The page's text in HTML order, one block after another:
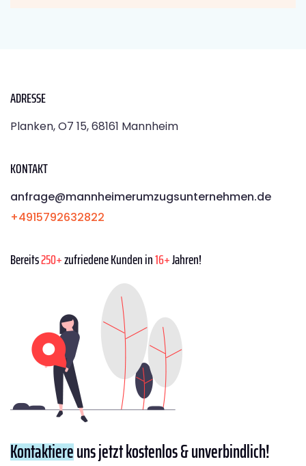
ADRESSE
Planken, O7 15, 68161 Mannheim
KONTAKT
anfrage@mannheimerumzugsunternehmen.de
+4915792632822
Bereits250+zufriedene Kunden in16+Jahren!
Kontaktiereuns jetzt kostenlos & unverbindlich!